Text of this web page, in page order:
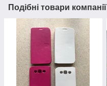
Подібні товари компанії